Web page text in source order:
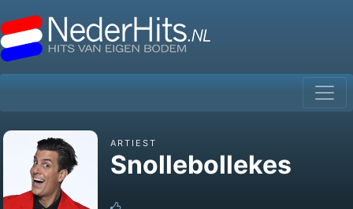
ARTIEST
Snollebollekes